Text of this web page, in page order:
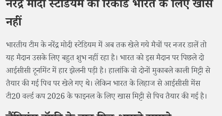
नरेंद्र मोदी स्टेडियम का रिकॉर्ड भारत के लिए खास
नहीं
भारतीय टीम के नरेंद्र मोदी स्टेडियम में अब तक खेले गये मैचों पर नजर डालें तो
यह मैदान उसके लिए बहुत शुभ नहीं रहा है। भारत को इस मैदान पर पिछले दो
आईसीसी टूर्नामेंट में हार झेलनी पड़ी है। हालांकि वो दोनों मुकाबले काली मिट्टी से
तैयार की गई पिच पर खेले गए थे। लेकिन भारत के लिहाज से आईसीसी मेंस
टी20 वर्ल्ड कप 2026 के फाइनल के लिए खास मिट्टी से पिच तैयार की गई है।